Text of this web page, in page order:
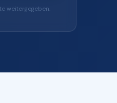
weitergegeben.